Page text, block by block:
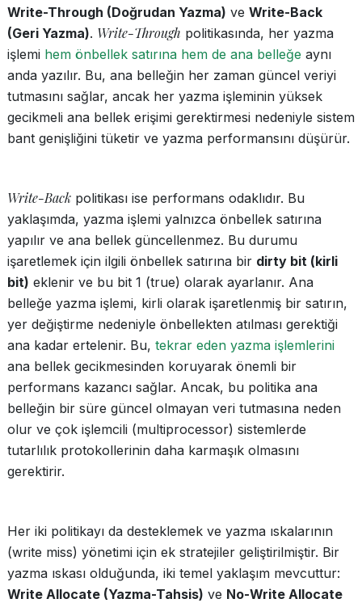
Write-Through (Doğrudan Yazma) ve Write-Back
(Geri Yazma). Write-Through politikasında, her yazma
işlemi hem önbellek satırına hem de ana belleğe aynı
anda yazılır. Bu, ana belleğin her zaman güncel veriyi
tutmasını sağlar, ancak her yazma işleminin yüksek
gecikmeli ana bellek erişimi gerektirmesi nedeniyle sistem
bant genişliğini tüketir ve yazma performansını düşürür.
Write-Back politikası ise performans odaklıdır. Bu
yaklaşımda, yazma işlemi yalnızca önbellek satırına
yapılır ve ana bellek güncellenmez. Bu durumu
işaretlemek için ilgili önbellek satırına bir dirty bit (kirli
bit) eklenir ve bu bit 1 (true) olarak ayarlanır. Ana
belleğe yazma işlemi, kirli olarak işaretlenmiş bir satırın,
yer değiştirme nedeniyle önbellekten atılması gerektiği
ana kadar ertelenir. Bu, tekrar eden yazma işlemlerini
ana bellek gecikmesinden koruyarak önemli bir
performans kazancı sağlar. Ancak, bu politika ana
belleğin bir süre güncel olmayan veri tutmasına neden
olur ve çok işlemcili (multiprocessor) sistemlerde
tutarlılık protokollerinin daha karmaşık olmasını
gerektirir.
Her iki politikayı da desteklemek ve yazma ıskalarının
(write miss) yönetimi için ek stratejiler geliştirilmiştir. Bir
yazma ıskası olduğunda, iki temel yaklaşım mevcuttur:
Write Allocate (Yazma-Tahsis) ve No-Write Allocate